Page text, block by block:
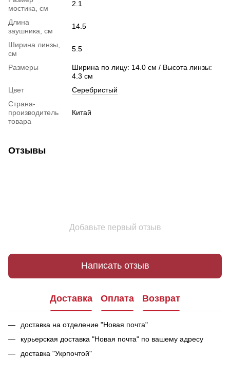
мостика, см
2.1
Длина
заушника, см
14.5
Ширина линзы,
см
5.5
Размеры
Ширина по лицу: 14.0 см / Высота линзы:
4.3 см
Цвет
Серебристый
Страна-
производитель
товара
Китай
Отзывы
Добавьте первый отзыв
Написать отзыв
Доставка Оплата Возврат
доставка на отделение "Новая почта"
курьерская доставка "Новая почта" по вашему адресу
доставка "Укрпочтой"